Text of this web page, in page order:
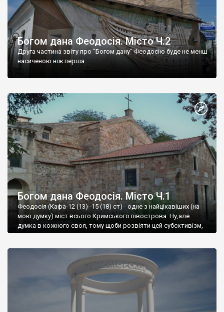
Богом дана Феодосія. Місто Ч.2
Друга частина звіту про "Богом дану" Феодосію буде не менш
насиченою ніж перша.
Богом дана Феодосія. Місто Ч.1
Феодосія (Кафа-12 (13) -15 (18) ст) - одне з найцікавіших (на
мою думку) міст всього Кримського півострова .Ну,але
думка в кожного своя, тому щоби розвіяти цей субєктивізм,
запрошую відвідати це